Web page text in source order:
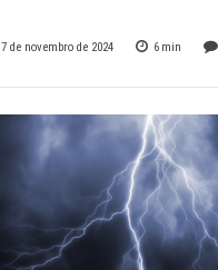
7 de novembro de 2024 6 min